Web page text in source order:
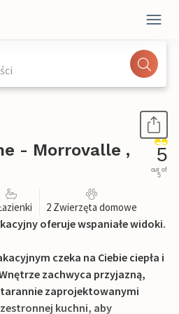
- Morrovalle ,
5
out of
5
2 Zwierzęta domowe
oferuje wspaniałe widoki.
czeka na Ciebie ciepła i
zachwyca przyjazną,
zaprojektowanymi
kuchni, aby